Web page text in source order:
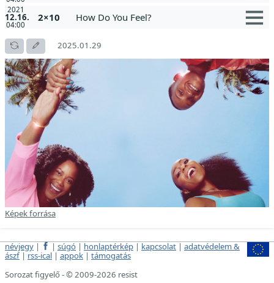
2021
12.16.
04:00
2×10 How Do You Feel?
2025.01.29
Képek forrása
névjegy | | súgó | honlaptérkép | kapcsolat | adatvédelem &
ászf | rss-ical | appok | támogatás
Sorozat figyelő - © 2009-2026 resist